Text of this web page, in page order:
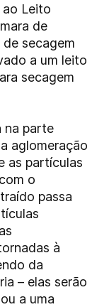
Leito
de
secagem
a um leito
secagem
na parte
aglomeração
as partículas
o
passa
à
da
– elas serão
a uma